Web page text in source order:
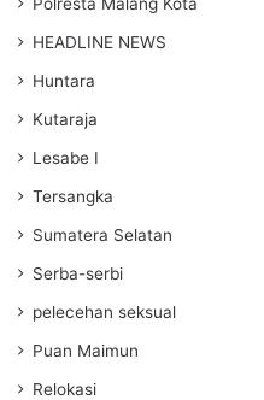
HEADLINE NEWS
Huntara
Kutaraja
Lesabe I
Tersangka
Sumatera Selatan
Serba-serbi
pelecehan seksual
Puan Maimun
Relokasi